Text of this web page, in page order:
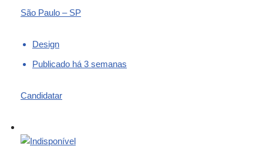
São Paulo – SP
Design
Publicado há 3 semanas
Candidatar